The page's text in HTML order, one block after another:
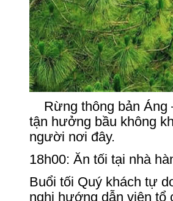
Rừng thông bản Áng
tận hưởng bầu không
người nơi đây.
18h00: Ăn tối tại nhà
Buổi tối Quý khách tự
nghị hướng dẫn viên tổ